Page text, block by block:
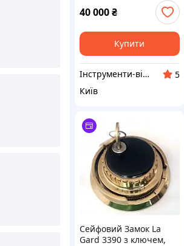
40 000₴
Купити
Інструменти-відмички для локмайстрів
5
Київ
Сейфовий Замок La
Gard 3390 з ключем,